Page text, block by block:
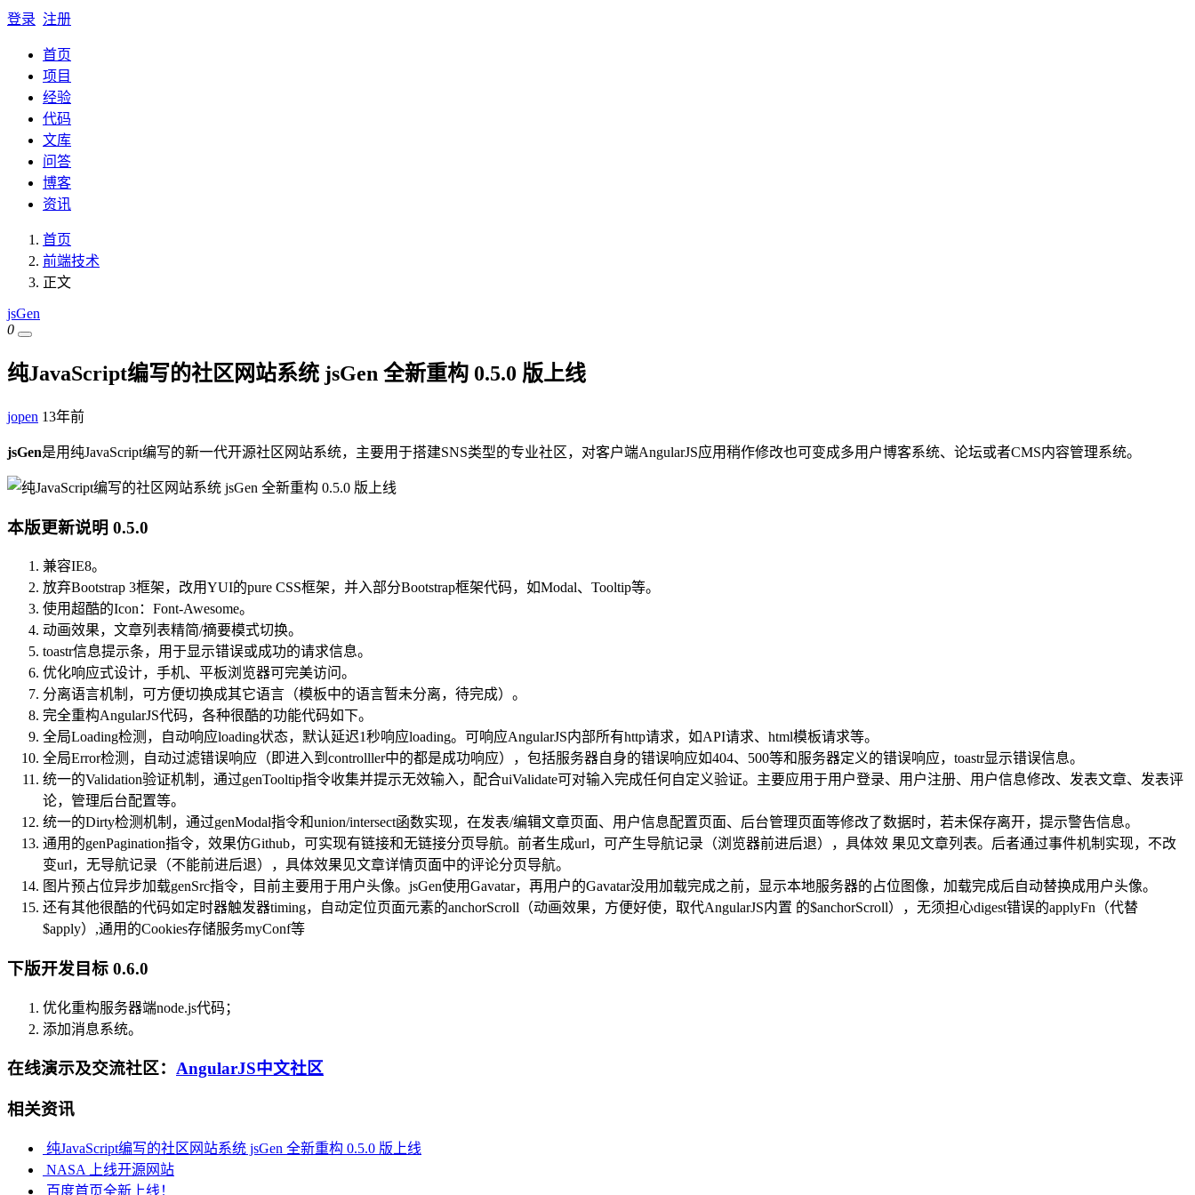
登录 注册
首页
项目
经验
代码
文库
问答
博客
资讯
首页
前端技术
正文
jsGen
0
纯JavaScript编写的社区网站系统 jsGen 全新重构 0.5.0 版上线
jopen 13年前
jsGen是用纯JavaScript编写的新一代开源社区网站系统，主要用于搭建SNS类型的专业社区，对客户端AngularJS应用稍作修改也可变成多用户博客系统、论坛或者CMS内容管理系统。
本版更新说明 0.5.0
兼容IE8。
放弃Bootstrap 3框架，改用YUI的pure CSS框架，并入部分Bootstrap框架代码，如Modal、Tooltip等。
使用超酷的Icon：Font-Awesome。
动画效果，文章列表精简/摘要模式切换。
toastr信息提示条，用于显示错误或成功的请求信息。
优化响应式设计，手机、平板浏览器可完美访问。
分离语言机制，可方便切换成其它语言（模板中的语言暂未分离，待完成）。
完全重构AngularJS代码，各种很酷的功能代码如下。
全局Loading检测，自动响应loading状态，默认延迟1秒响应loading。可响应AngularJS内部所有http请求，如API请求、html模板请求等。
全局Error检测，自动过滤错误响应（即进入到controlller中的都是成功响应），包括服务器自身的错误响应如404、500等和服务器定义的错误响应，toastr显示错误信息。
统一的Validation验证机制，通过genTooltip指令收集并提示无效输入，配合uiValidate可对输入完成任何自定义验证。主要应用于用户登录、用户注册、用户信息修改、发表文章、发表评
论，管理后台配置等。
统一的Dirty检测机制，通过genModal指令和union/intersect函数实现，在发表/编辑文章页面、用户信息配置页面、后台管理页面等修改了数据时，若未保存离开，提示警告信息。
通用的genPagination指令，效果仿Github，可实现有链接和无链接分页导航。前者生成url，可产生导航记录（浏览器前进后退），具体效 果见文章列表。后者通过事件机制实现，不改
变url，无导航记录（不能前进后退），具体效果见文章详情页面中的评论分页导航。
图片预占位异步加载genSrc指令，目前主要用于用户头像。jsGen使用Gavatar，再用户的Gavatar没用加载完成之前，显示本地服务器的占位图像，加载完成后自动替换成用户头像。
还有其他很酷的代码如定时器触发器timing，自动定位页面元素的anchorScroll（动画效果，方便好使，取代AngularJS内置 的$anchorScroll），无须担心digest错误的applyFn（代替
$apply）,通用的Cookies存储服务myConf等
下版开发目标 0.6.0
优化重构服务器端node.js代码；
添加消息系统。
在线演示及交流社区： AngularJS中文社区
相关资讯
纯JavaScript编写的社区网站系统 jsGen 全新重构 0.5.0 版上线
NASA 上线开源网站
百度首页全新上线！